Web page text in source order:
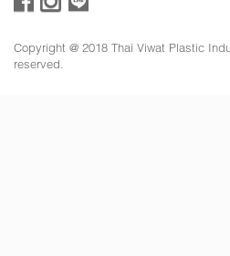
Copyright @ 2018 Thai Viwat Plastic
reserved.